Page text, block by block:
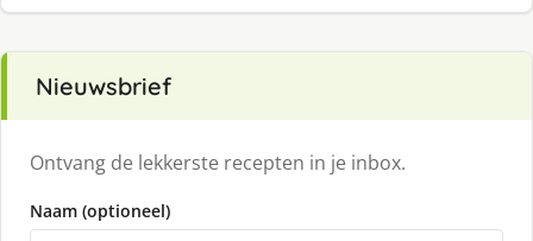
Nieuwsbrief
Ontvang de lekkerste recepten in je inbox.
Naam (optioneel)